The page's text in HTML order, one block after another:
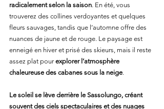
radicalement selon la saison. En été, vous
trouverez des collines verdoyantes et quelques
fleurs sauvages, tandis que l’automne offre des
nuances de jaune et de rouge. Le paysage est
enneigé en hiver et prisé des skieurs, mais il reste
assez plat pour explorer l’atmosphère
chaleureuse des cabanes sous la neige.
Le soleil se lève derrière le Sassolungo, créant
souvent des ciels spectaculaires et des nuages